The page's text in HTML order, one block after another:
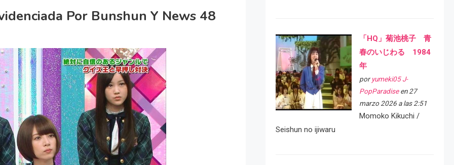
Por Bunshun Y News 48
「HQ」菊池桃子 青
春のいじわる 1984
年
por yumeki05 J-
PopParadiseen 27
marzo 2026 a las 2:51
Momoko Kikuchi /
Seishun no ijiwaru